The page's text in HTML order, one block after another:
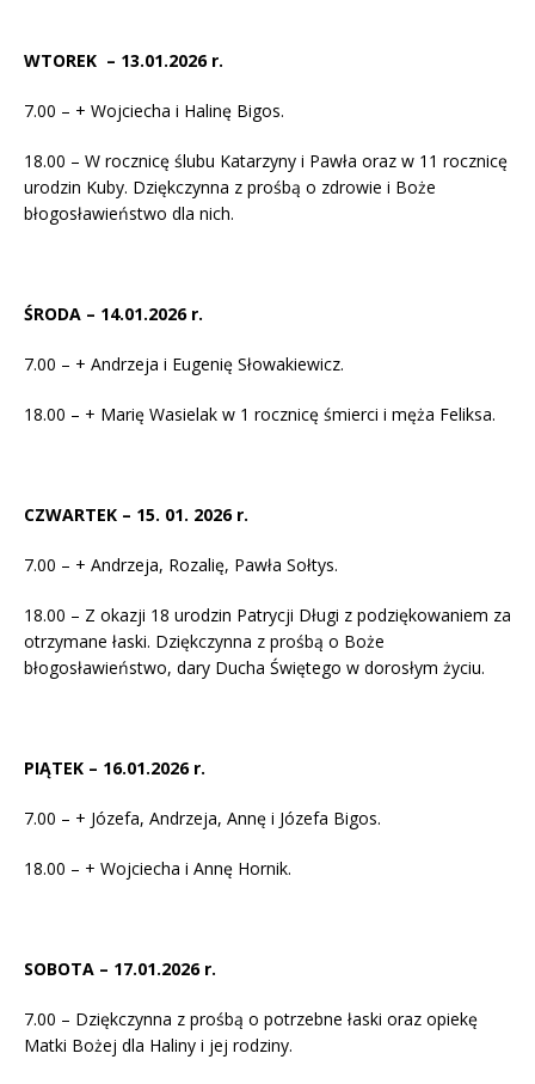
WTOREK – 13.01.2026 r.
7.00 – + Wojciecha i Halinę Bigos.
18.00 – W rocznicę ślubu Katarzyny i Pawła oraz w 11 rocznicę
urodzin Kuby. Dziękczynna z prośbą o zdrowie i Boże
błogosławieństwo dla nich.
ŚRODA – 14.01.2026 r.
7.00 – + Andrzeja i Eugenię Słowakiewicz.
18.00 – + Marię Wasielak w 1 rocznicę śmierci i męża Feliksa.
CZWARTEK – 15. 01. 2026 r.
7.00 – + Andrzeja, Rozalię, Pawła Sołtys.
18.00 – Z okazji 18 urodzin Patrycji Długi z podziękowaniem za
otrzymane łaski. Dziękczynna z prośbą o Boże
błogosławieństwo, dary Ducha Świętego w dorosłym życiu.
PIĄTEK – 16.01.2026 r.
7.00 – + Józefa, Andrzeja, Annę i Józefa Bigos.
18.00 – + Wojciecha i Annę Hornik.
SOBOTA – 17.01.2026 r.
7.00 – Dziękczynna z prośbą o potrzebne łaski oraz opiekę
Matki Bożej dla Haliny i jej rodziny.